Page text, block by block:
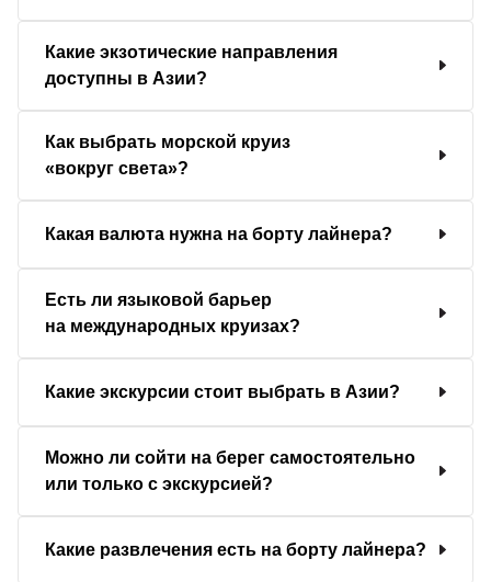
Какие экзотические направления
доступны в Азии?
Как выбрать морской круиз
«вокруг света»?
Какая валюта нужна на борту лайнера?
Есть ли языковой барьер
на международных круизах?
Какие экскурсии стоит выбрать в Азии?
Можно ли сойти на берег самостоятельно
или только с экскурсией?
Какие развлечения есть на борту лайнера?